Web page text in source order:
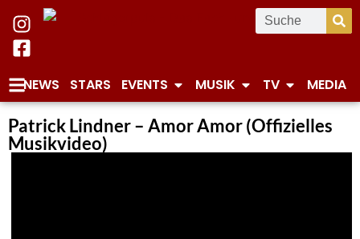
NEWS STARS EVENTS MUSIK TV MEDIA
Patrick Lindner – Amor Amor (Offizielles
Musikvideo)